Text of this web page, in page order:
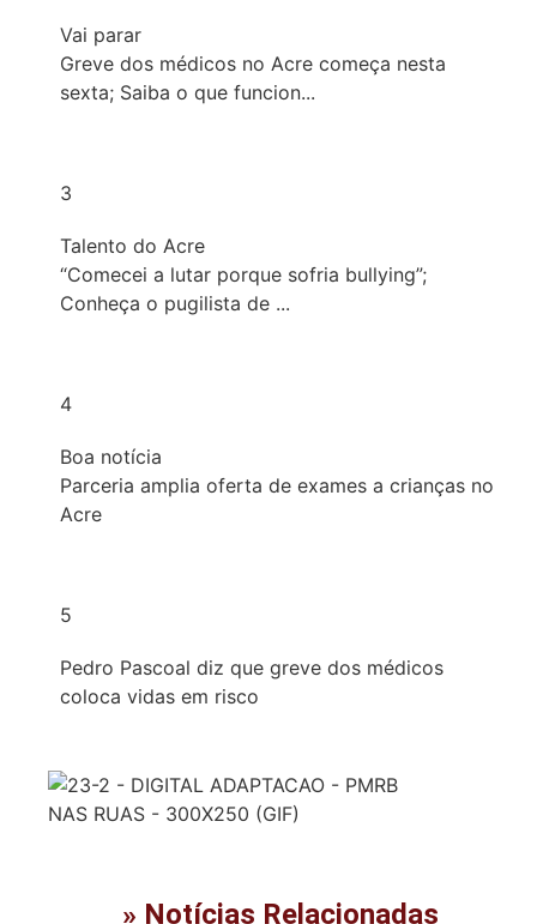
Vai parar
Greve dos médicos no Acre começa nesta
sexta; Saiba o que funcion...
3
Talento do Acre
“Comecei a lutar porque sofria bullying”;
Conheça o pugilista de ...
4
Boa notícia
Parceria amplia oferta de exames a crianças no
Acre
5
Pedro Pascoal diz que greve dos médicos
coloca vidas em risco
» Notícias Relacionadas